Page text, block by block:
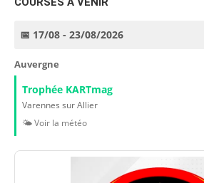
📅 17/08 - 23/08/2026
Auvergne
Trophée KARTmag
Varennes sur Allier
🌤️ Voir la météo